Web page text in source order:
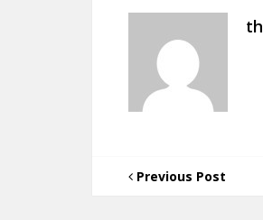
Previous Post